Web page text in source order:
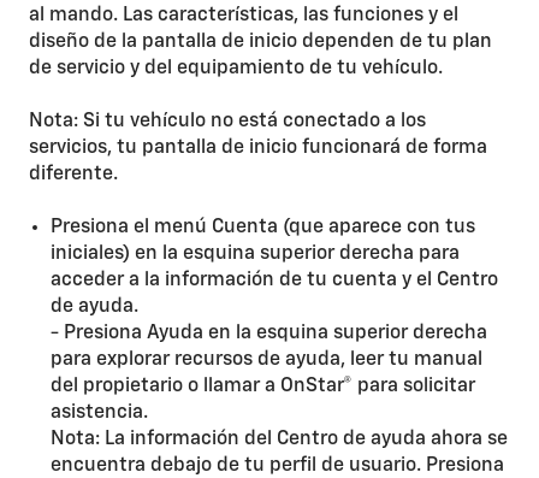
al mando. Las características, las funciones y el
diseño de la pantalla de inicio dependen de tu plan
de servicio y del equipamiento de tu vehículo.
Nota: Si tu vehículo no está conectado a los
servicios, tu pantalla de inicio funcionará de forma
diferente.
Presiona el menú Cuenta (que aparece con tus
iniciales) en la esquina superior derecha para
acceder a la información de tu cuenta y el Centro
de ayuda.
- Presiona Ayuda en la esquina superior derecha
para explorar recursos de ayuda, leer tu manual
del propietario o llamar a OnStar® para solicitar
asistencia.
Nota: La información del Centro de ayuda ahora se
encuentra debajo de tu perfil de usuario. Presiona